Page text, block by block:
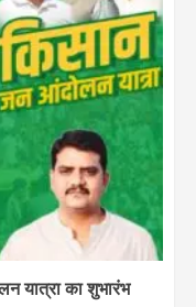
यात्रा का शुभारंभ